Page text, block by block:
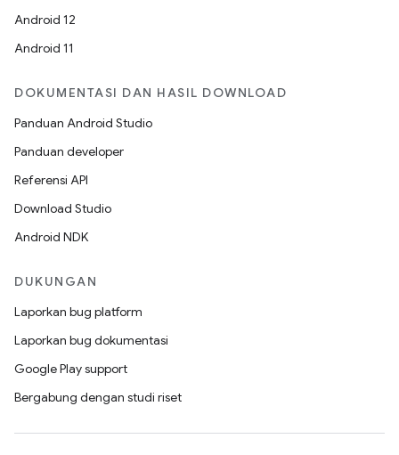
Android 12
Android 11
DOKUMENTASI DAN HASIL DOWNLOAD
Panduan Android Studio
Panduan developer
Referensi API
Download Studio
Android NDK
DUKUNGAN
Laporkan bug platform
Laporkan bug dokumentasi
Google Play support
Bergabung dengan studi riset